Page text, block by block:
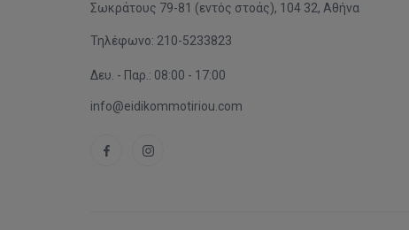
Σωκράτους 79-81 (εντός στοάς), 104 32, Αθήνα
Τηλέφωνο: 210-5233823
Δευ. - Παρ.: 08:00 - 17:00
info@eidikommotiriou.com